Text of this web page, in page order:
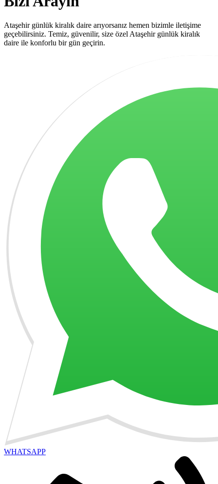
Ataşehir günlük kiralık daire arıyorsanız hemen bizimle iletişime
geçebilirsiniz. Temiz, güvenilir, size özel Ataşehir günlük kiralık
daire ile konforlu bir gün geçirin.
WHATSAPP